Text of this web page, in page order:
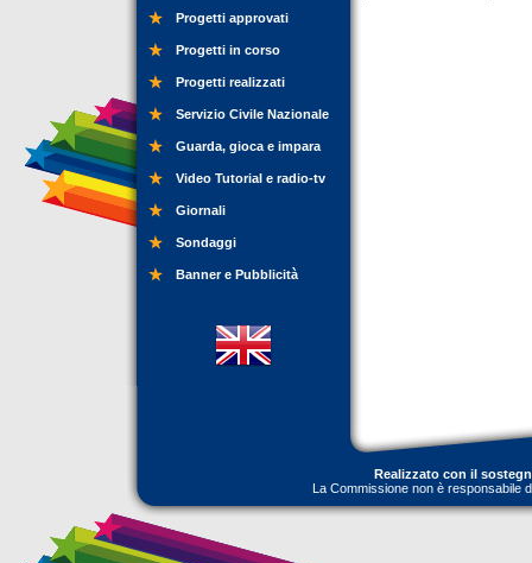
Progetti approvati
Progetti in corso
Progetti realizzati
Servizio Civile Nazionale
Guarda, gioca e impara
Video Tutorial e radio-tv
Giornali
Sondaggi
Banner e Pubblicità
Realizzato con il
La Commissione non è responsabile